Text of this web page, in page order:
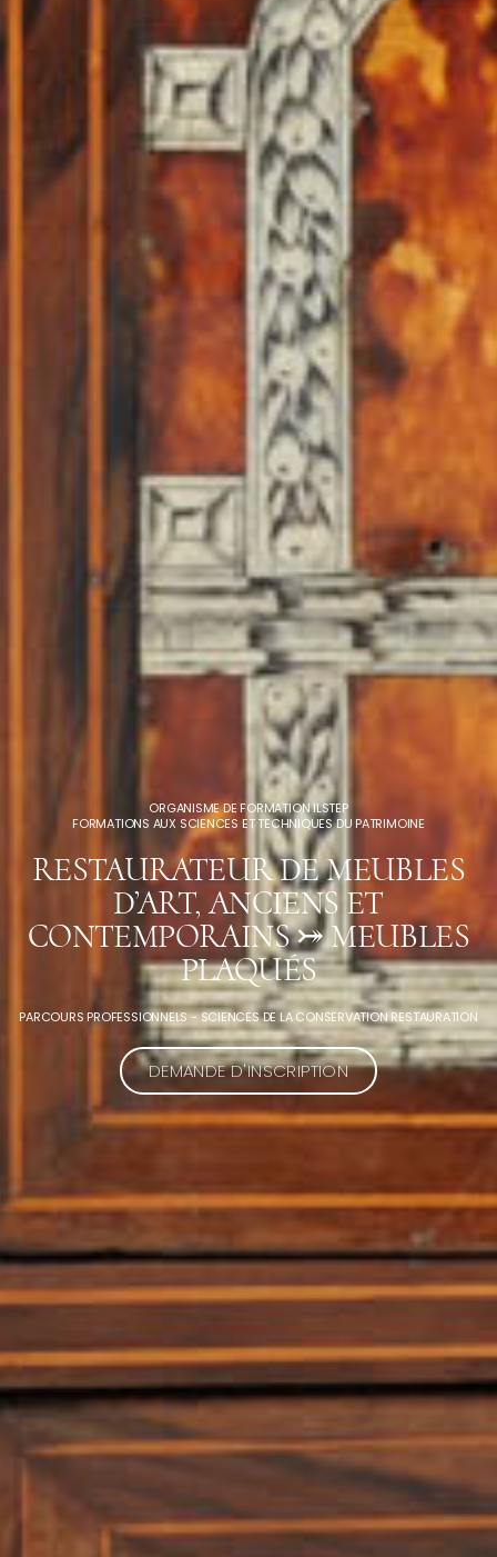
ORGANISME DE FORMATION ILSTEP
FORMATIONS AUX SCIENCES ET TECHNIQUES DU PATRIMOINE
RESTAURATEUR DE MEUBLES
D’ART, ANCIENS ET
CONTEMPORAINS ⤖ MEUBLES
PLAQUÉS
PARCOURS PROFESSIONNELS-SCIENCES DE LA CONSERVATION RESTAURATION
DEMANDE D'INSCRIPTION